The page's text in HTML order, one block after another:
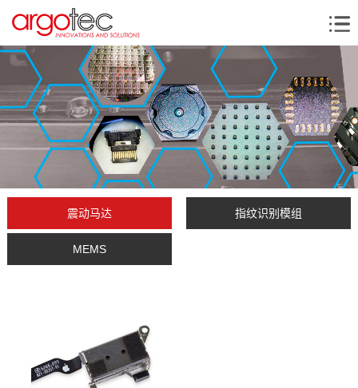
震动马达 指纹识别模组
MEMS